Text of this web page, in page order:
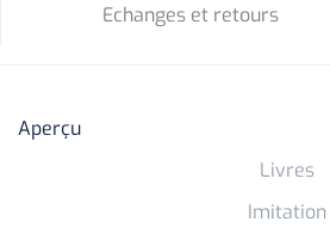
Echanges et retours
Aperçu
Livres
Imitation